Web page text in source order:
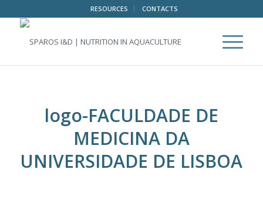
RESOURCES CONTACTS
logo-FACULDADE DE
MEDICINA DA
UNIVERSIDADE DE LISBOA